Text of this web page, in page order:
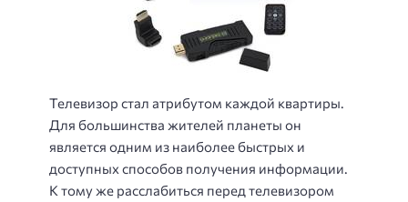
Телевизор стал атрибутом каждой квартиры.
Для большинства жителей планеты он
является одним из наиболее быстрых и
доступных способов получения информации.
К тому же расслабиться перед телевизором